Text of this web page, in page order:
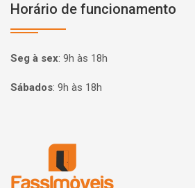
Horário de funcionamento
Seg à sex: 9h às 18h
Sábados: 9h às 18h